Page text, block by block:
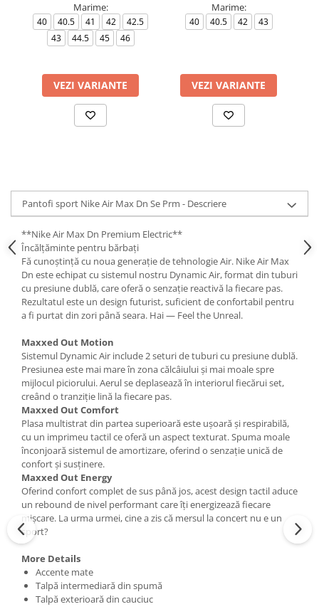
Marime:
40 40.5 41 42
42.5
43
44.5 45 46
VEZI VARIANTE
Marime:
40 40.5 42 43
VEZI VARIANTE
Pantofi sport Nike Air Max Dn Se Prm - Descriere
**Nike Air Max Dn Premium Electric**
Încălțăminte pentru bărbați
Fă cunoștință cu noua generație de tehnologie Air. Nike Air Max
Dn este echipat cu sistemul nostru Dynamic Air, format din tuburi
cu presiune dublă, care oferă o senzație reactivă la fiecare pas.
Rezultatul este un design futurist, suficient de confortabil pentru
a fi purtat din zori până seara. Hai — Feel the Unreal.
Maxxed Out Motion
Sistemul Dynamic Air include 2 seturi de tuburi cu presiune dublă.
Presiunea este mai mare în zona călcâiului și mai moale spre
mijlocul piciorului. Aerul se deplasează în interiorul fiecărui set,
creând o tranziție lină la fiecare pas.
Maxxed Out Comfort
Plasa multistrat din partea superioară este ușoară și respirabilă,
cu un imprimeu tactil ce oferă un aspect texturat. Spuma moale
înconjoară sistemul de amortizare, oferind o senzație unică de
confort și susținere.
Maxxed Out Energy
Oferind confort complet de sus până jos, acest design tactil aduce
un rebound de nivel performant care îți energizează fiecare
mișcare. La urma urmei, cine a zis că mersul la concert nu e un
sport?
More Details
Accente mate
Talpă intermediară din spumă
Talpă exterioară din cauciuc